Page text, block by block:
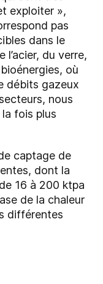
exploiter »,
pas
dans le
du verre,
où
débits gazeux
nous
la fois plus
captage de
dont la
16 à 200 ktpa
de la chaleur
différentes